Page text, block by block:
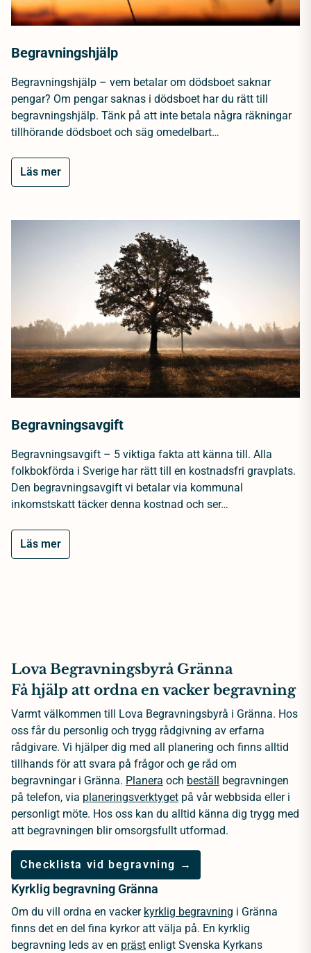
Begravningshjälp
Begravningshjälp – vem betalar om dödsboet saknar
pengar? Om pengar saknas i dödsboet har du rätt till
begravningshjälp. Tänk på att inte betala några räkningar
tillhörande dödsboet och säg omedelbart…
Läs mer
Begravningsavgift
Begravningsavgift – 5 viktiga fakta att känna till. Alla
folkbokförda i Sverige har rätt till en kostnadsfri gravplats.
Den begravningsavgift vi betalar via kommunal
inkomstskatt täcker denna kostnad och ser…
Läs mer
Lova Begravningsbyrå Gränna
Få hjälp att ordna en vacker begravning
Varmt välkommen till Lova Begravningsbyrå i Gränna. Hos
oss får du personlig och trygg rådgivning av erfarna
rådgivare. Vi hjälper dig med all planering och finns alltid
tillhands för att svara på frågor och ge råd om
begravningar i Gränna. Planera och beställ begravningen
på telefon, via planeringsverktyget på vår webbsida eller i
personligt möte. Hos oss kan du alltid känna dig trygg med
att begravningen blir omsorgsfullt utformad.
Checklista vid begravning →
Kyrklig begravning Gränna
Om du vill ordna en vacker kyrklig begravning i Gränna
finns det en del fina kyrkor att välja på. En kyrklig
begravning leds av en präst enligt Svenska Kyrkans